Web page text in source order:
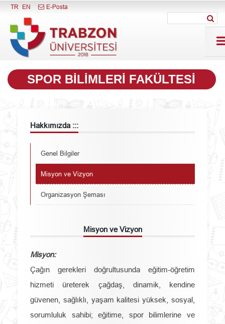
Menüyü Kapat
TR EN E-Posta
SPOR BILIMLERI FAKÜLTESI
Hakkımızda :::
Genel Bilgiler
Misyon ve Vizyon
Organizasyon Şeması
Misyon ve Vizyon
Misyon:
Çağın gerekleri doğrultusunda eğitim-öğretim
hizmeti üreterek çağdaş, dinamik, kendine
güvenen, sağlıklı, yaşam kalitesi yüksek, sosyal,
sorumluluk sahibi; eğitime, spor bilimlerine ve